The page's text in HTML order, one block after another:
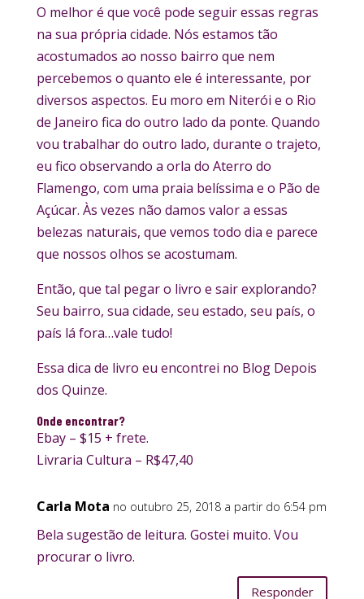
O melhor é que você pode seguir essas regras
na sua própria cidade. Nós estamos tão
acostumados ao nosso bairro que nem
percebemos o quanto ele é interessante, por
diversos aspectos. Eu moro em Niterói e o Rio
de Janeiro fica do outro lado da ponte. Quando
vou trabalhar do outro lado, durante o trajeto,
eu fico observando a orla do Aterro do
Flamengo, com uma praia belíssima e o Pão de
Açúcar. Às vezes não damos valor a essas
belezas naturais, que vemos todo dia e parece
que nossos olhos se acostumam.
Então, que tal pegar o livro e sair explorando?
Seu bairro, sua cidade, seu estado, seu país, o
país lá fora…vale tudo!
Essa dica de livro eu encontrei no Blog Depois
dos Quinze.
Onde encontrar?
Ebay – $15 + frete.
Livraria Cultura – R$47,40
Carla Mota no outubro 25, 2018 a partir do 6:54 pm
Bela sugestão de leitura. Gostei muito. Vou
procurar o livro.
Responder